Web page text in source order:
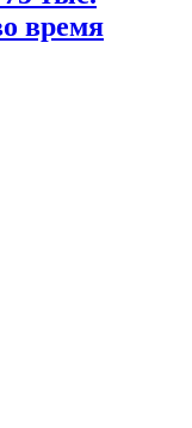
время